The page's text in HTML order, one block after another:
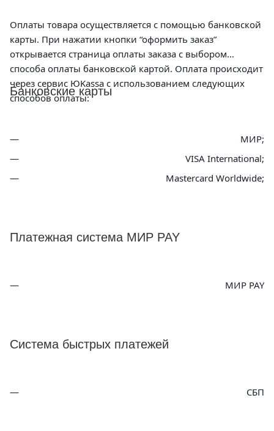
Оплаты товара осуществляется с помощью банковской
карты. При нажатии кнопки “оформить заказ”
открывается страница оплаты заказа с выбором
способа оплаты банковской картой. Оплата происходит
через сервис ЮKassa с использованием следующих
способов оплаты:
Банковские карты
МИР;
VISA International;
Mastercard Worldwide;
Платежная система МИР PAY
МИР PAY
Система быстрых платежей
СБП